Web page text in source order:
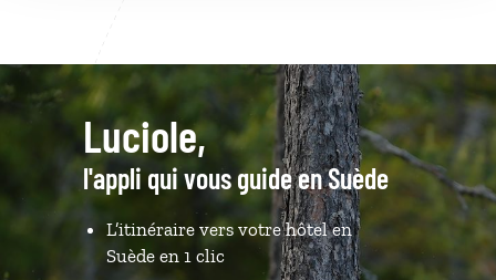
Luciole,
l'appli qui vous guide en Suède
L’itinéraire vers votre hôtel en
Suède en 1 clic